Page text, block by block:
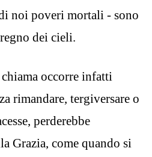
noi poveri mortali - sono
dei cieli.
occorre infatti
rimandare, tergiversare o
perderebbe
Grazia, come quando si